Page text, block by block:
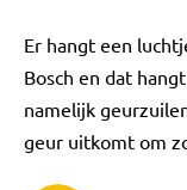
Er hangt een
Bosch en dat
namelijk
geur uitkomt om